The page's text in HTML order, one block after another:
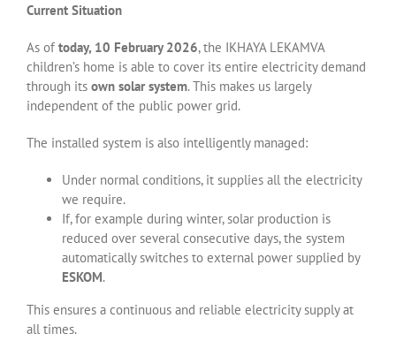
Current Situation
As of today, 10 February 2026, the IKHAYA LEKAMVA
children’s home is able to cover its entire electricity demand
through its own solar system. This makes us largely
independent of the public power grid.
The installed system is also intelligently managed:
Under normal conditions, it supplies all the electricity
we require.
If, for example during winter, solar production is
reduced over several consecutive days, the system
automatically switches to external power supplied by
ESKOM.
This ensures a continuous and reliable electricity supply at
all times.